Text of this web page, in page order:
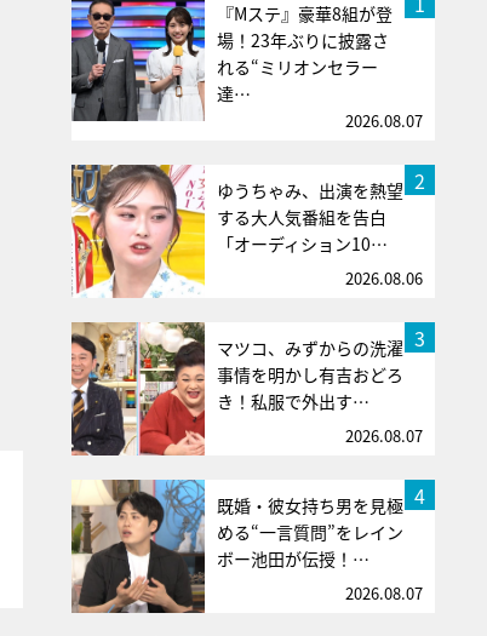
『Mステ』豪華8組が登
場！23年ぶりに披露さ
れる“ミリオンセラー
達…
2026.08.07
2
ゆうちゃみ、出演を熱望
する大人気番組を告白
「オーディション10…
2026.08.06
3
マツコ、みずからの洗濯
事情を明かし有吉おどろ
き！私服で外出す…
2026.08.07
4
既婚・彼女持ち男を見極
める“一言質問”をレイン
ボー池田が伝授！…
2026.08.07